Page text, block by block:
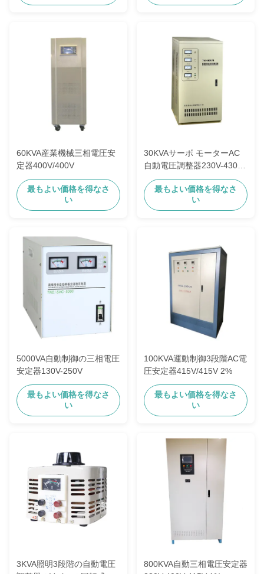
60KVA産業機械三相電圧安
定器400V/400V
最もよい価格を得なさ
い
30KVAサーボ モーターAC
自動電圧調整器230V-430V
380V
最もよい価格を得なさ
い
5000VA自動制御の三相電圧
安定器130V-250V
最もよい価格を得なさ
い
100KVA運動制御3段階AC電
圧安定器415V/415V 2%
最もよい価格を得なさ
い
3KVA照明3段階の自動電圧
800KVA自動三相電圧安定器